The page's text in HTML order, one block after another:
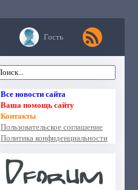
Гость
Все новости сайта
Ваша помощь сайту
Контакты
Пользовательское соглашение
Политика конфиденциальности